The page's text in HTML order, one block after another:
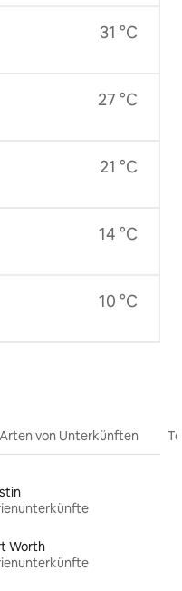
31 °C
27 °C
21 °C
14 °C
10 °C
von Unterkünften
Worth